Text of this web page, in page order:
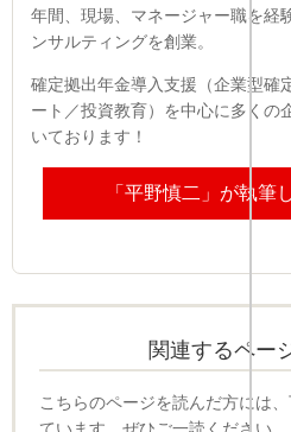
年間、現場、マネージャー職を経
ンサルティングを創業。
確定拠出年金導入支援（企業型確
ート／投資教育）を中心に多くの
いております！
「平野慎二」が執筆
関連するペー
こちらのページを読んだ方には
ています。ぜひご一読ください。